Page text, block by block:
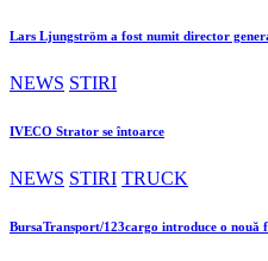
Lars Ljungström a fost numit director
NEWS STIRI
IVECO Strator se întoarce
NEWS STIRI TRUCK
BursaTransport/123cargo introduce o nouă